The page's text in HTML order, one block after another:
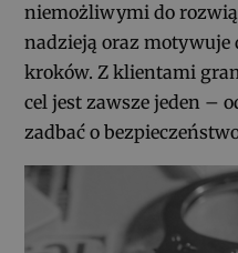
niemożliwymi do
nadzieją oraz motywuje
kroków. Z klientami
cel jest zawsze jeden –
zadbać o